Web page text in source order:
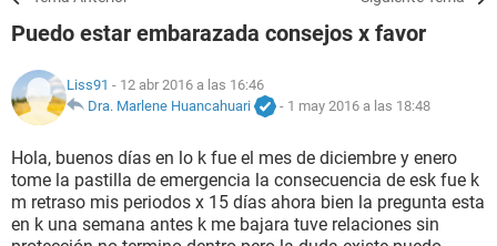
NUTRICIÓN
BIENESTAR
SEXUALIDAD
Puedo estar embarazada consejos x favor
Liss91 - 12 abr 2016 a las 16:46
Dra. Marlene Huancahuari
- 1 may 2016 a las 18:48
Hola, buenos días en lo k fue el mes de diciembre y enero
tome la pastilla de emergencia la consecuencia de esk fue k
m retraso mis periodos x 15 días ahora bien la pregunta esta
en k una semana antes k me bajara tuve relaciones sin